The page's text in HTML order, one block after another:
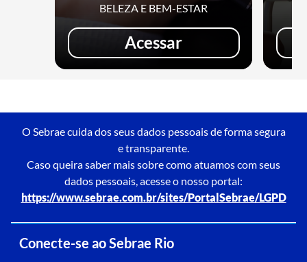
BELEZA E BEM-ESTAR
Acessar
O Sebrae cuida dos seus dados pessoais de forma segura
e transparente.
Caso queira saber mais sobre como atuamos com seus
dados pessoais, acesse o nosso portal:
https://www.sebrae.com.br/sites/PortalSebrae/LGPD
Conecte-se ao Sebrae Rio